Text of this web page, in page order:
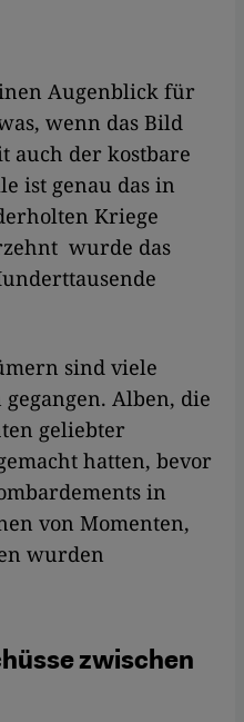
Augenblick für
wenn das Bild
auch der kostbare
ist genau das in
Kriege
wurde das
sind viele
Alben, die
geliebter
hatten, bevor
in
von Momenten,
wurden
zwischen